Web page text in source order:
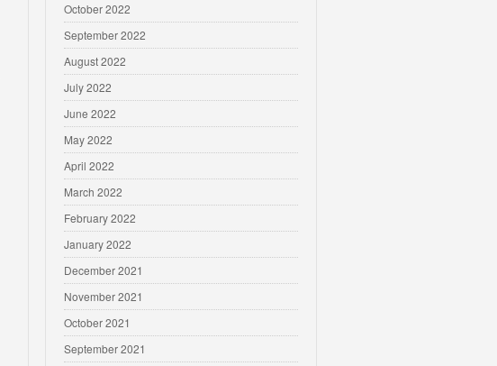
October 2022
September 2022
August 2022
July 2022
June 2022
May 2022
April 2022
March 2022
February 2022
January 2022
December 2021
November 2021
October 2021
September 2021